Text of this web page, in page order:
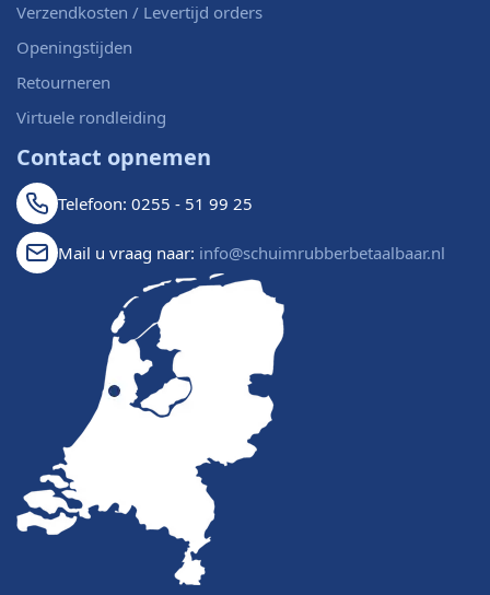
Verzendkosten / Levertijd orders
Openingstijden
Retourneren
Virtuele rondleiding
Contact opnemen
Telefoon: 0255 - 51 99 25
Mail u vraag naar: info@schuimrubberbetaalbaar.nl